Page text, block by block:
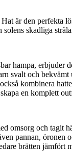
är den perfekta
solens skadliga
hampa, erbjuder
svalt och bekvämt
kombinera
en komplett
omsorg och tagit
pannan, öronen
brätten jämfört